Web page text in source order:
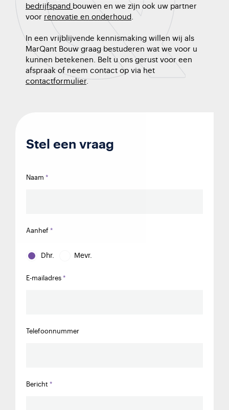
bedrijfspand bouwen en we zijn ook uw partner
voor renovatie en onderhoud
In een vrijblijvende kennismaking willen wij als
MarQant Bouw graag bestuderen wat we voor u
kunnen betekenen. Belt u ons gerust voor een
afspraak of neem contact op via het
contactformulier.
Stel een vraag
Naam
Aanhef
Dhr. Mevr.
E-mailadres
Telefoonnummer
Bericht